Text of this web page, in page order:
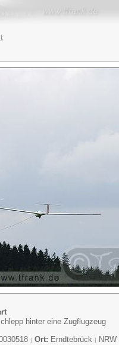
hinter eine Zugflugzeug
| Ort: Erndtebrück | NRW